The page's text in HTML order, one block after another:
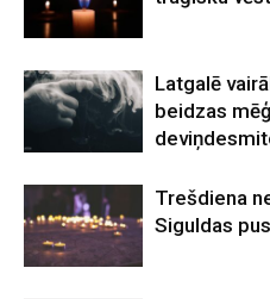
Latgalē
beidzas
Trešdiena
Siguldas